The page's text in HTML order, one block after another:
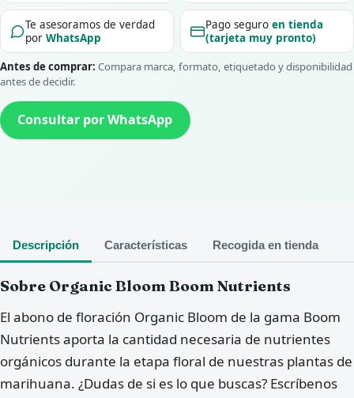
Te asesoramos de verdad
porWhatsApp
Pago seguroen tienda
(tarjeta muy pronto)
Antes de comprar: Compara marca, formato, etiquetado y disponibilidad
antes de decidir.
Consultar por WhatsApp
Descripción Características Recogida en tienda
Sobre Organic Bloom Boom Nutrients
El abono de floración Organic Bloom de la gama Boom
Nutrients aporta la cantidad necesaria de nutrientes
orgánicos durante la etapa floral de nuestras plantas de
marihuana. ¿Dudas de si es lo que buscas? Escríbenos